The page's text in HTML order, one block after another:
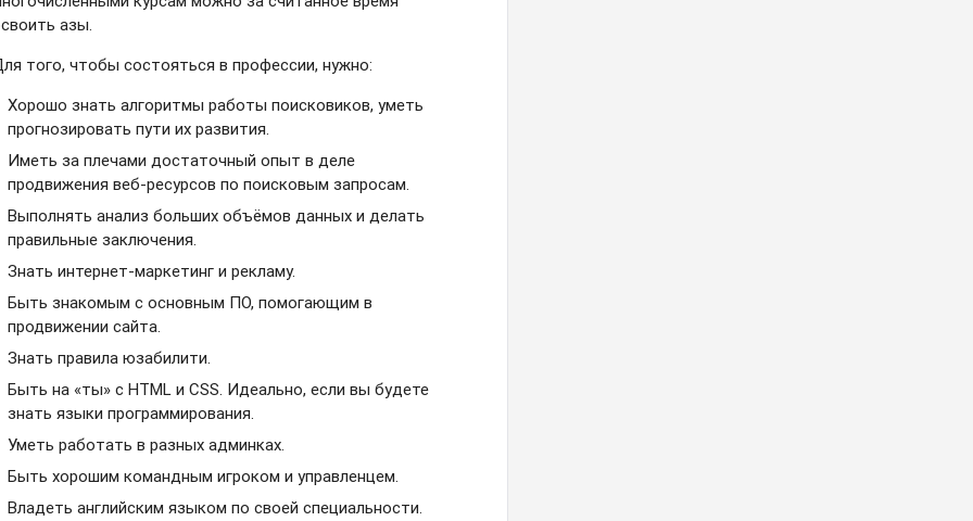
азы.
того, чтобы состояться в профессии, нужно:
Хорошо знать алгоритмы работы поисковиков, уметь
прогнозировать пути их развития.
Иметь за плечами достаточный опыт в деле
продвижения веб-ресурсов по поисковым запросам.
Выполнять анализ больших объёмов данных и делать
правильные заключения.
Знать интернет-маркетинг и рекламу.
Быть знакомым с основным ПО, помогающим в
продвижении сайта.
Знать правила юзабилити.
Быть на «ты» с HTML и CSS. Идеально, если вы будете
знать языки программирования.
Уметь работать в разных админках.
Быть хорошим командным игроком и управленцем.
Владеть английским языком по своей специальности.